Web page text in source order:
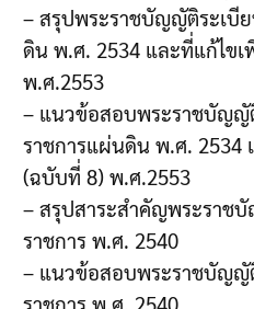
– สรุปพระราชบัญญัติระเบี
ดิน พ.ศ. 2534 และที่แก้ไข
พ.ศ.2553
– แนวข้อสอบพระราชบัญญั
ราชการแผ่นดิน พ.ศ. 2534
(ฉบับที่ 8) พ.ศ.2553
– สรุปสาระสำคัญพระราช
ราชการ พ.ศ. 2540
– แนวข้อสอบพระราชบัญญั
ราชการ พ.ศ. 2540